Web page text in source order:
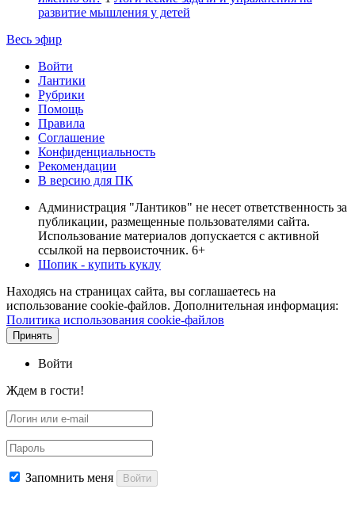
развитие мышления у детей
Весь эфир
Войти
Лантики
Рубрики
Помощь
Правила
Соглашение
Конфиденциальность
Рекомендации
В версию для ПК
Администрация "Лантиков" не несет ответственность за
публикации, размещенные пользователями сайта.
Использование материалов допускается с активной
ссылкой на первоисточник. 6+
Шопик - купить куклу
Находясь на страницах сайта, вы соглашаетесь на
использование cookie-файлов. Дополнительная информация:
Политика использования cookie-файлов
Принять
Войти
Ждем в гости!
Запомнить меня Войти